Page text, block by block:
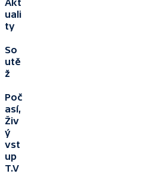
Akt
uali
ty
So
utě
ž
Poč
así,
Živ
ý
vst
up
T.V